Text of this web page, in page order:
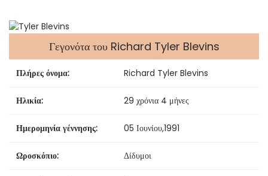
Γεγονότα του Richard Tyler Blevins
Πλήρες όνομα: Richard Tyler Blevins
Ηλικία: 29 χρόνια 4 μήνες
Ημερομηνία γέννησης: 05 Ιουνίου,1991
Ωροσκόπιο: Δίδυμοι